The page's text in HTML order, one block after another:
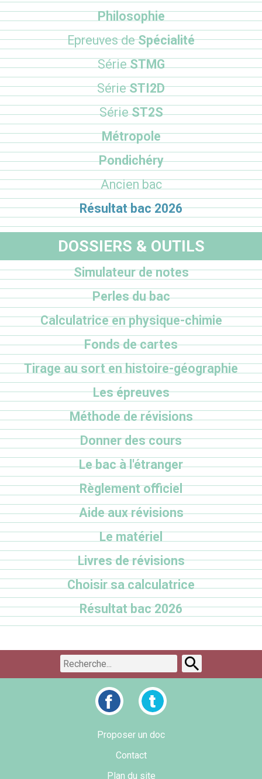
Philosophie
Epreuves deSpécialité
SérieSTMG
SérieSTI2D
SérieST2S
Métropole
Pondichéry
Ancien bac
Résultat bac 2026
DOSSIERS & OUTILS
Simulateur de notes
Perles du bac
Calculatrice en physique-chimie
Fonds de cartes
Tirage au sort en histoire-géographie
Les épreuves
Méthode de révisions
Donner des cours
Le bac à l'étranger
Règlement officiel
Aide aux révisions
Le matériel
Livres de révisions
Choisir sa calculatrice
Résultat bac 2026
Proposer un doc
Contact
Plan du site